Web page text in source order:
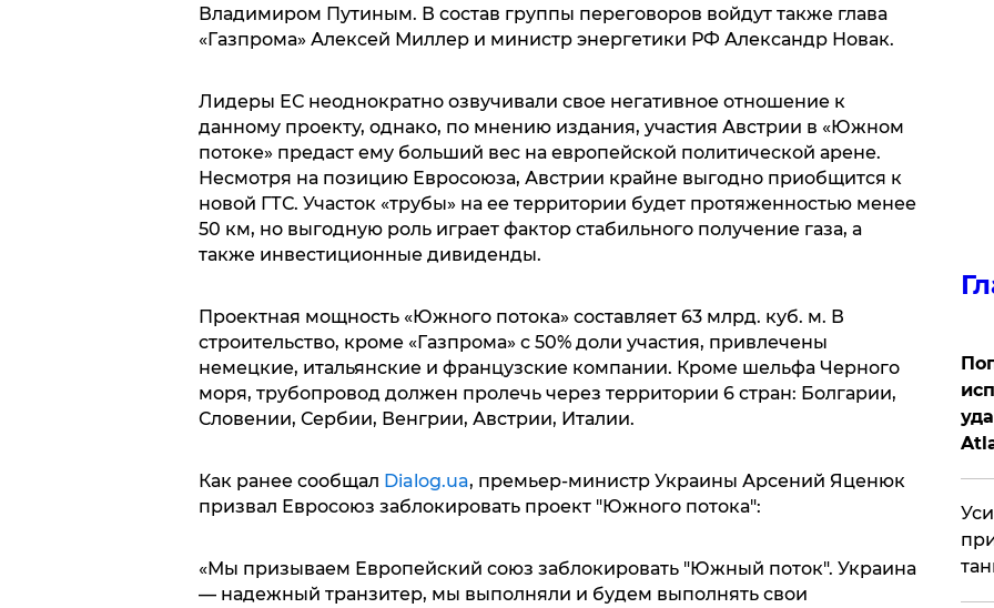
Владимиром Путиным. В состав группы переговоров войдут также глава
«Газпрома» Алексей Миллер и министр энергетики РФ Александр Новак.
Лидеры ЕС неоднократно озвучивали свое негативное отношение к
данному проекту, однако, по мнению издания, участия Австрии в «Южном
потоке» предаст ему больший вес на европейской политической арене.
Несмотря на позицию Евросоюза, Австрии крайне выгодно приобщится к
новой ГТС. Участок «трубы» на ее территории будет протяженностью менее
50 км, но выгодную роль играет фактор стабильного получение газа, а
также инвестиционные дивиденды.
Проектная мощность «Южного потока» составляет 63 млрд. куб. м. В
строительство, кроме «Газпрома» с 50% доли участия, привлечены
немецкие, итальянские и французские компании. Кроме шельфа Черного
моря, трубопровод должен пролечь через территории 6 стран: Болгарии,
Словении, Сербии, Венгрии, Австрии, Италии.
Как ранее сообщал Dialog.ua, премьер-министр Украины Арсений Яценюк
призвал Евросоюз заблокировать проект "Южного потока":
«Мы призываем Европейский союз заблокировать "Южный поток". Украина
— надежный транзитер, мы выполняли и будем выполнять свои